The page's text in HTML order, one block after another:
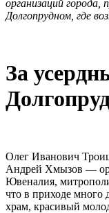
организаций
Долгопрудном, где
За
Олег Иванович
Андрей Хмызов —
Ювеналия,
что в приходе много
храм, красивый